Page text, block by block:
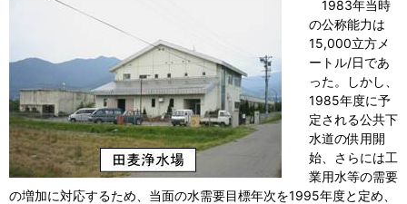
1983年当時
の公称能力は
15,000立方メ
ートル/日であ
った。しかし、
1985年度に予
定される公共下
水道の供用開
始、さらには工
業用水等の需要
の増加に対応するため、当面の水需要目標年次を1995年度と定め、